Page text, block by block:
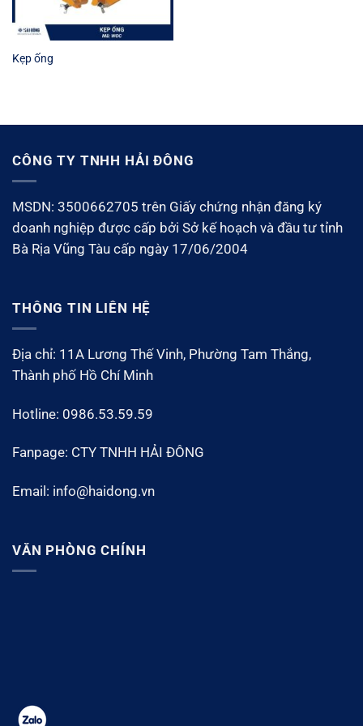
Kẹp ống
CÔNG TY TNHH HẢI ĐÔNG
MSDN: 3500662705 trên Giấy chứng nhận đăng ký
doanh nghiệp được cấp bởi Sở kế hoạch và đầu tư tỉnh
Bà Rịa Vũng Tàu cấp ngày 17/06/2004
THÔNG TIN LIÊN HỆ
Địa chỉ: 11A Lương Thế Vinh, Phường Tam Thắng,
Thành phố Hồ Chí Minh
Hotline: 0986.53.59.59
Fanpage: CTY TNHH HẢI ĐÔNG
Email: info@haidong.vn
VĂN PHÒNG CHÍNH